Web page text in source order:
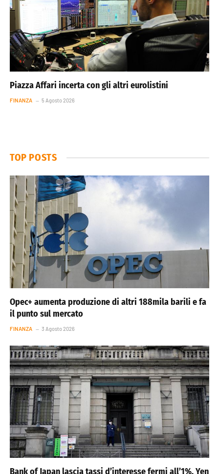
Piazza Affari incerta con gli altri eurolistini
FINANZA 5 Agosto 2026
TOP POSTS
Opec+ aumenta produzione di altri 188mila barili e fa
il punto sul mercato
FINANZA 3 Agosto 2026
Bank of Japan lascia tassi d’interesse fermi all’1%. Yen